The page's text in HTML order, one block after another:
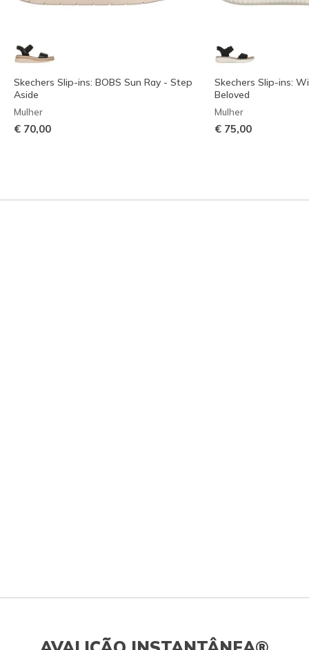
Skechers Slip-ins: BOBS Sun Ray - Step
Aside
Mulher
€ 70,00
Skechers Slip-ins:
Beloved
Mulher
€ 75,00